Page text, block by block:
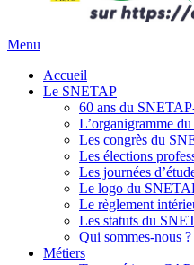
Menu
Accueil
Le SNETAP
60 ans du
L’organigramme
Les congrès du
Les élections
Les journées
Le logo du
Le règlement
Les statuts du
Qui sommes-nous ?
Métiers